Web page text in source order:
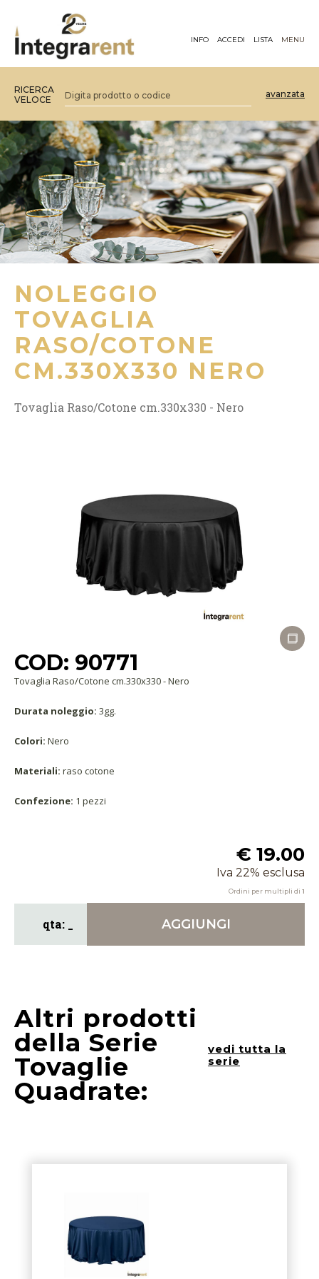
INFO ACCEDI LISTA MENU
RICERCA
VELOCE
avanzata
NOLEGGIO
TOVAGLIA
RASO/COTONE
CM.330X330 NERO
Tovaglia Raso/Cotone cm.330x330 - Nero
COD: 90771
Tovaglia Raso/Cotone cm.330x330 - Nero
Durata noleggio: 3gg.
Colori: Nero
Materiali: raso cotone
Confezione: 1 pezzi
€ 19.00
Iva 22% esclusa
Ordini per multipli di 1
AGGIUNGI
Altri prodotti
della Serie
Tovaglie
Quadrate:
vedi tutta la
serie